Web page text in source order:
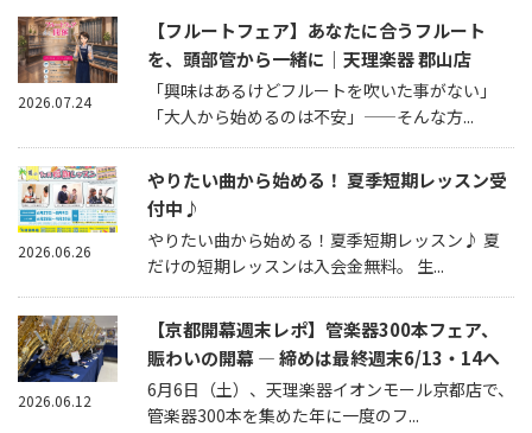
【フルートフェア】あなたに合うフルート
を、頭部管から一緒に｜天理楽器 郡山店
「興味はあるけどフルートを吹いた事がない」
「大人から始めるのは不安」——そんな方...
2026.07.24
やりたい曲から始める！ 夏季短期レッスン受
付中♪
やりたい曲から始める！夏季短期レッスン♪ 夏
だけの短期レッスンは入会金無料。 生...
2026.06.26
【京都開幕週末レポ】管楽器300本フェア、
賑わいの開幕 — 締めは最終週末6/13・14へ
6月6日（土）、天理楽器イオンモール京都店で、
管楽器300本を集めた年に一度のフ...
2026.06.12